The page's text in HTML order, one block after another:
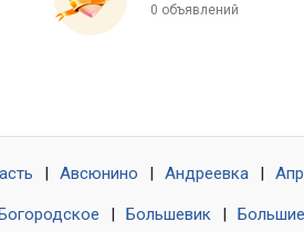
0 объявлений
Авсюнино Андреевка
Богородское Большевик